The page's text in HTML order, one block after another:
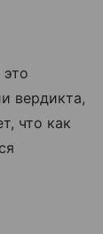
вердикта,
что как